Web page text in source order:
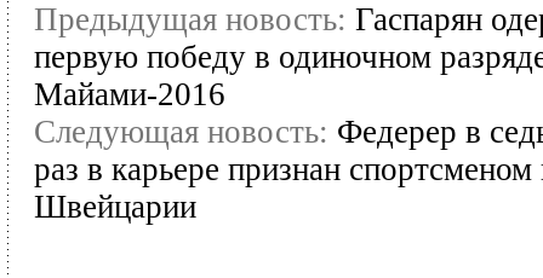
Предыдущая новость: Гаспарян
первую победу в одиночном
Майами-2016
Следующая новость: Федерер в
раз в карьере признан спортсменом
Швейцарии